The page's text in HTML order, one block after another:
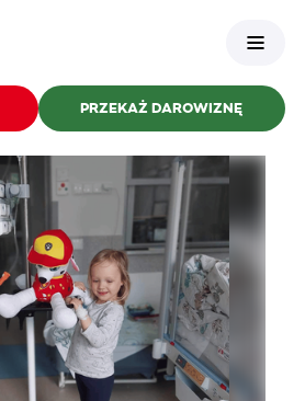
PRZEKAŻ DAROWIZNĘ